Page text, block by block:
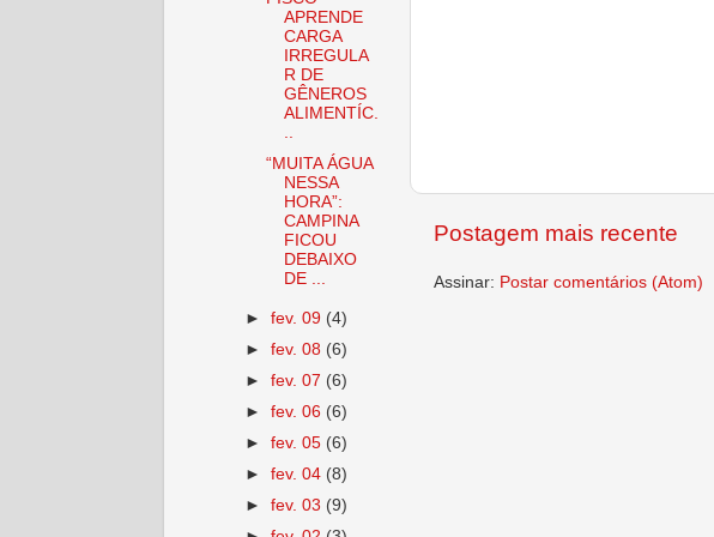
Postagem mais recente
Assinar: Postar comentários (Atom)
APRENDE
CARGA
IRREGULA
R DE
GÊNEROS
ALIMENTÍC.
“MUITA ÁGUA
NESSA
HORA”:
CAMPINA
FICOU
DEBAIXO
DE ...
►fev. 09 (4)
►fev. 08 (6)
►fev. 07 (6)
►fev. 06 (6)
►fev. 05 (6)
►fev. 04 (8)
►fev. 03 (9)